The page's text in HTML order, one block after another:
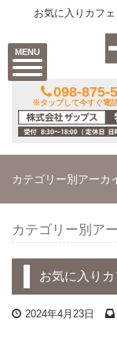
MENU
お気に入りカフ
098-875-
※タップして今すぐ電
カテゴリー別アーカ
カテゴリー別ア
お気に入りカ
2024年4月23日